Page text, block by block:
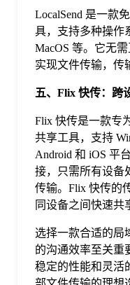
LocalSend 是一款
具，支持多种操作
MacOS 等。它无
实现文件传输，传
五、Flix 快传：跨
Flix 快传是一款专
共享工具，支持
Android 和 iOS 平
接，只需所有设备
传输。Flix 快传的
同设备之间快速共
选择一款合适的局
的沟通效率至关重
稳定的性能和灵活